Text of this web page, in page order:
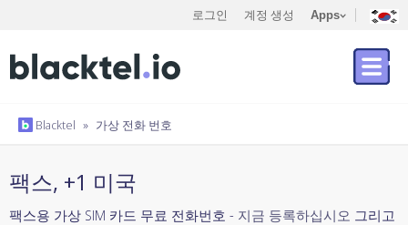
로그인 계정 생성 Apps
Blacktel » 가상 전화 번호
팩스, +1 미국
팩스용 가상 SIM 카드 무료 전화번호 - 지금 등록하십시오 그리고